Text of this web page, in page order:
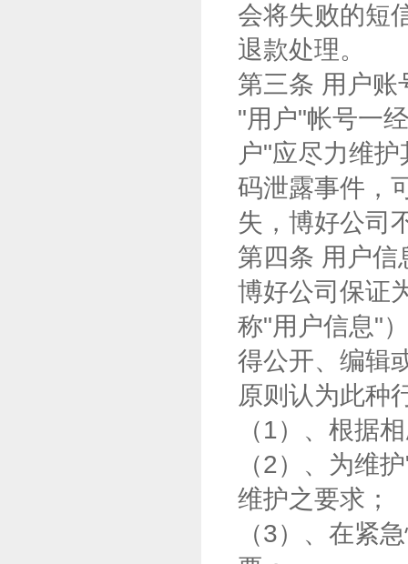
会将失败的短
退款处理。
第三条 用户账
"用户"帐号一
户"应尽力维
码泄露事件，
失，博好公司
第四条 用户信
博好公司保证
称"用户信息"
得公开、编辑
原则认为此种
（1）、根据
（2）、为维
维护之要求；
（3）、在紧